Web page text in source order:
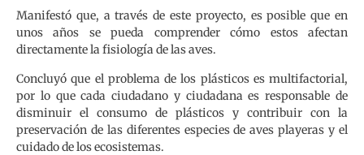
Manifestó que, a través de este proyecto, es posible que en
unos años se pueda comprender cómo estos afectan
directamente la fisiología de las aves.
Concluyó que el problema de los plásticos es multifactorial,
por lo que cada ciudadano y ciudadana es responsable de
disminuir el consumo de plásticos y contribuir con la
preservación de las diferentes especies de aves playeras y el
cuidado de los ecosistemas.